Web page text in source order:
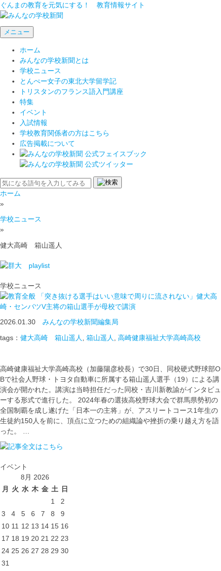
ぐんまの教育を元気にする！ 教育情報サイト
メニュー
ホーム
みんなの学校新聞とは
学校ニュース
とんぺー女子の東北大学留学記
トリスタンのフランス語入門講座
特集
イベント
入試情報
学校教育関係者の方はこちら
広告掲載について
ホーム
»
学校ニュース
»
健大高崎 箱山遥人
学校ニュース
「突き抜ける選手はいい意味で周りに流されない」健大高
崎・センバツV主将の箱山選手が母校で講演
2026.01.30 みんなの学校新聞編集局
tags： 健大高崎 箱山遥人 箱山遥人 高崎健康福祉大学高崎高校
高崎健康福祉大学高崎高校（加藤陽彦校長）で30日、同校硬式野球部O
Bで社会人野球・トヨタ自動車に所属する箱山遥人選手（19）による講
演会が開かれた。講演は当時担任だった同校・吉川新教諭がインタビュ
ーする形式で進行した。 2024年春の選抜高校野球大会で群馬県勢初の
全国制覇を成し遂げた「日本一の主将」が、アスリートコース1年生の
生徒約150人を前に、頂点に立つための組織論や挫折の乗り越え方を語
った。 …
イベント
8月 2026
月
火 水 木 金 土
日
1
2
3
4 5 6 7 8
9
10 11 12 13 14 15 16
17 18 19 20 21 22 23
24 25 26 27 28 29 30
31